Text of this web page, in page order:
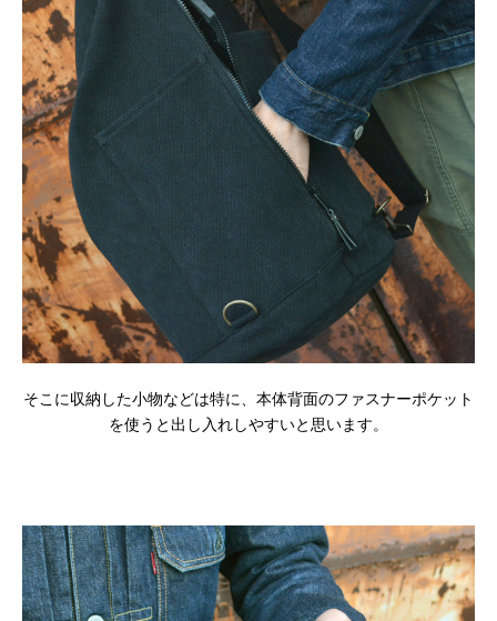
そこに収納した小物などは特に、本体背面のファスナーポケット
を使うと出し入れしやすいと思います。